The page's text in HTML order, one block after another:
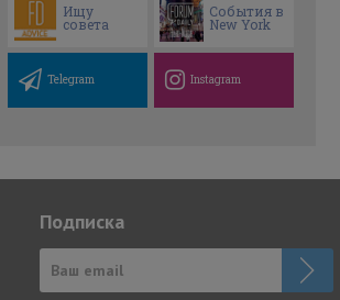
Ищу
совета
События в
New York
Telegram Instagram
Подписка